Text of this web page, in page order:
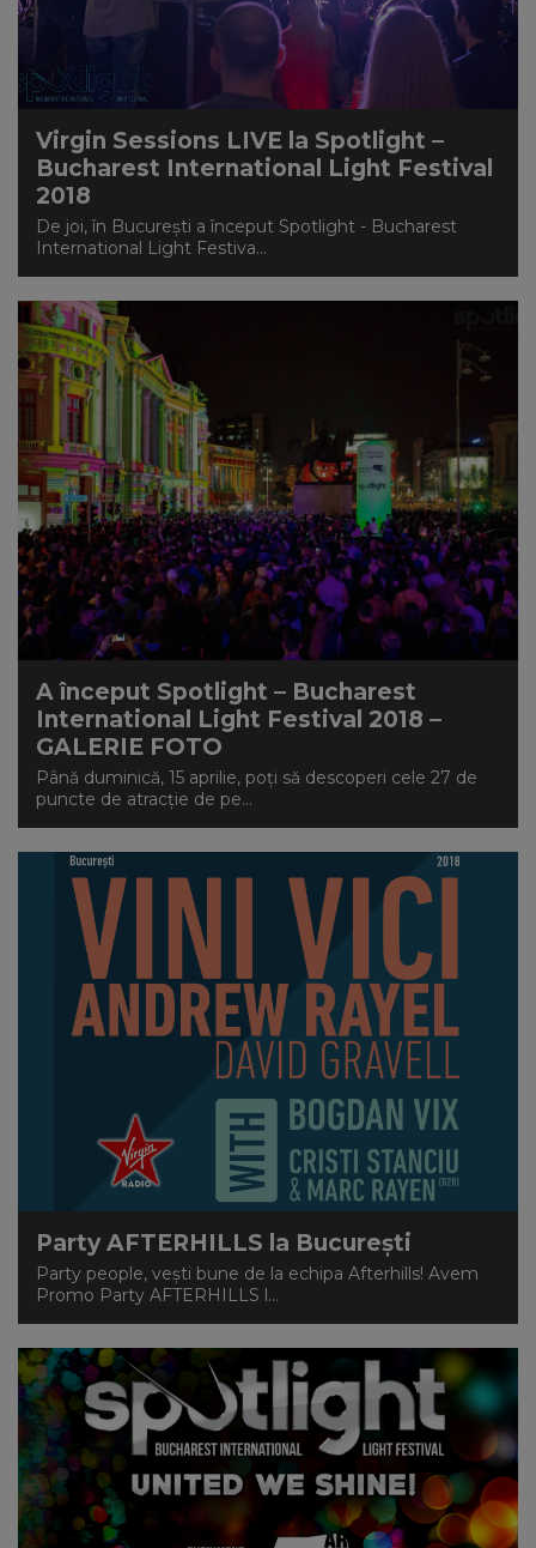
Virgin Sessions LIVE la Spotlight –
Bucharest International Light Festival
2018
De joi, în București a început Spotlight - Bucharest
International Light Festiva...
A început Spotlight – Bucharest
International Light Festival 2018 –
GALERIE FOTO
Până duminică, 15 aprilie, poți să descoperi cele 27 de
puncte de atracție de pe...
Party AFTERHILLS la București
Party people, vești bune de la echipa Afterhills! Avem
Promo Party AFTERHILLS l...